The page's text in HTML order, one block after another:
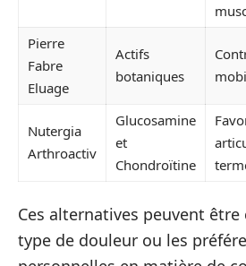
Pierre
Fabre
Eluage
Actifs
botaniques
Nutergia
Arthroactiv
Glucosamine
et
Chondroïtine
Ces alternatives peuvent
type de douleur ou les